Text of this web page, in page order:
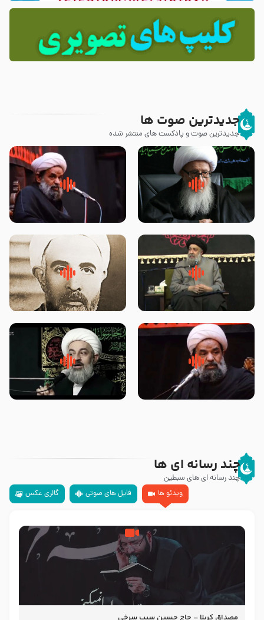
جدیدترین صوت ها
جدیدترین صوت و پادکست های منتشر شده
زوّار اربعین امام حسین (علیه
السلام) با این اشتیاق به زیارت
روضه جانسوز پاره های جگر امام
حسن مجتبی علیه السلام-حجت
لقب حضرت رقیه سلام الله علیها به
چه معناست – حجت الاسلام علوی
روضه‌ی مجلس یزید ملعون و
اسارت اهل‌بیت علیهم‌السلام –
محدث زاده
سلام جوانی که امام حسین علیه
السلام خودش جوابش را دادند
زیارتی که اسباب رزق زیاد و عمر
طولانی است حجت السلام حسین
چند رسانه ای ها
چند رسانه ای های سبطین
ویدئو ها
فایل های صوتی گالری عکس
مصداق کربلا – حاج حسین سیب سرخی